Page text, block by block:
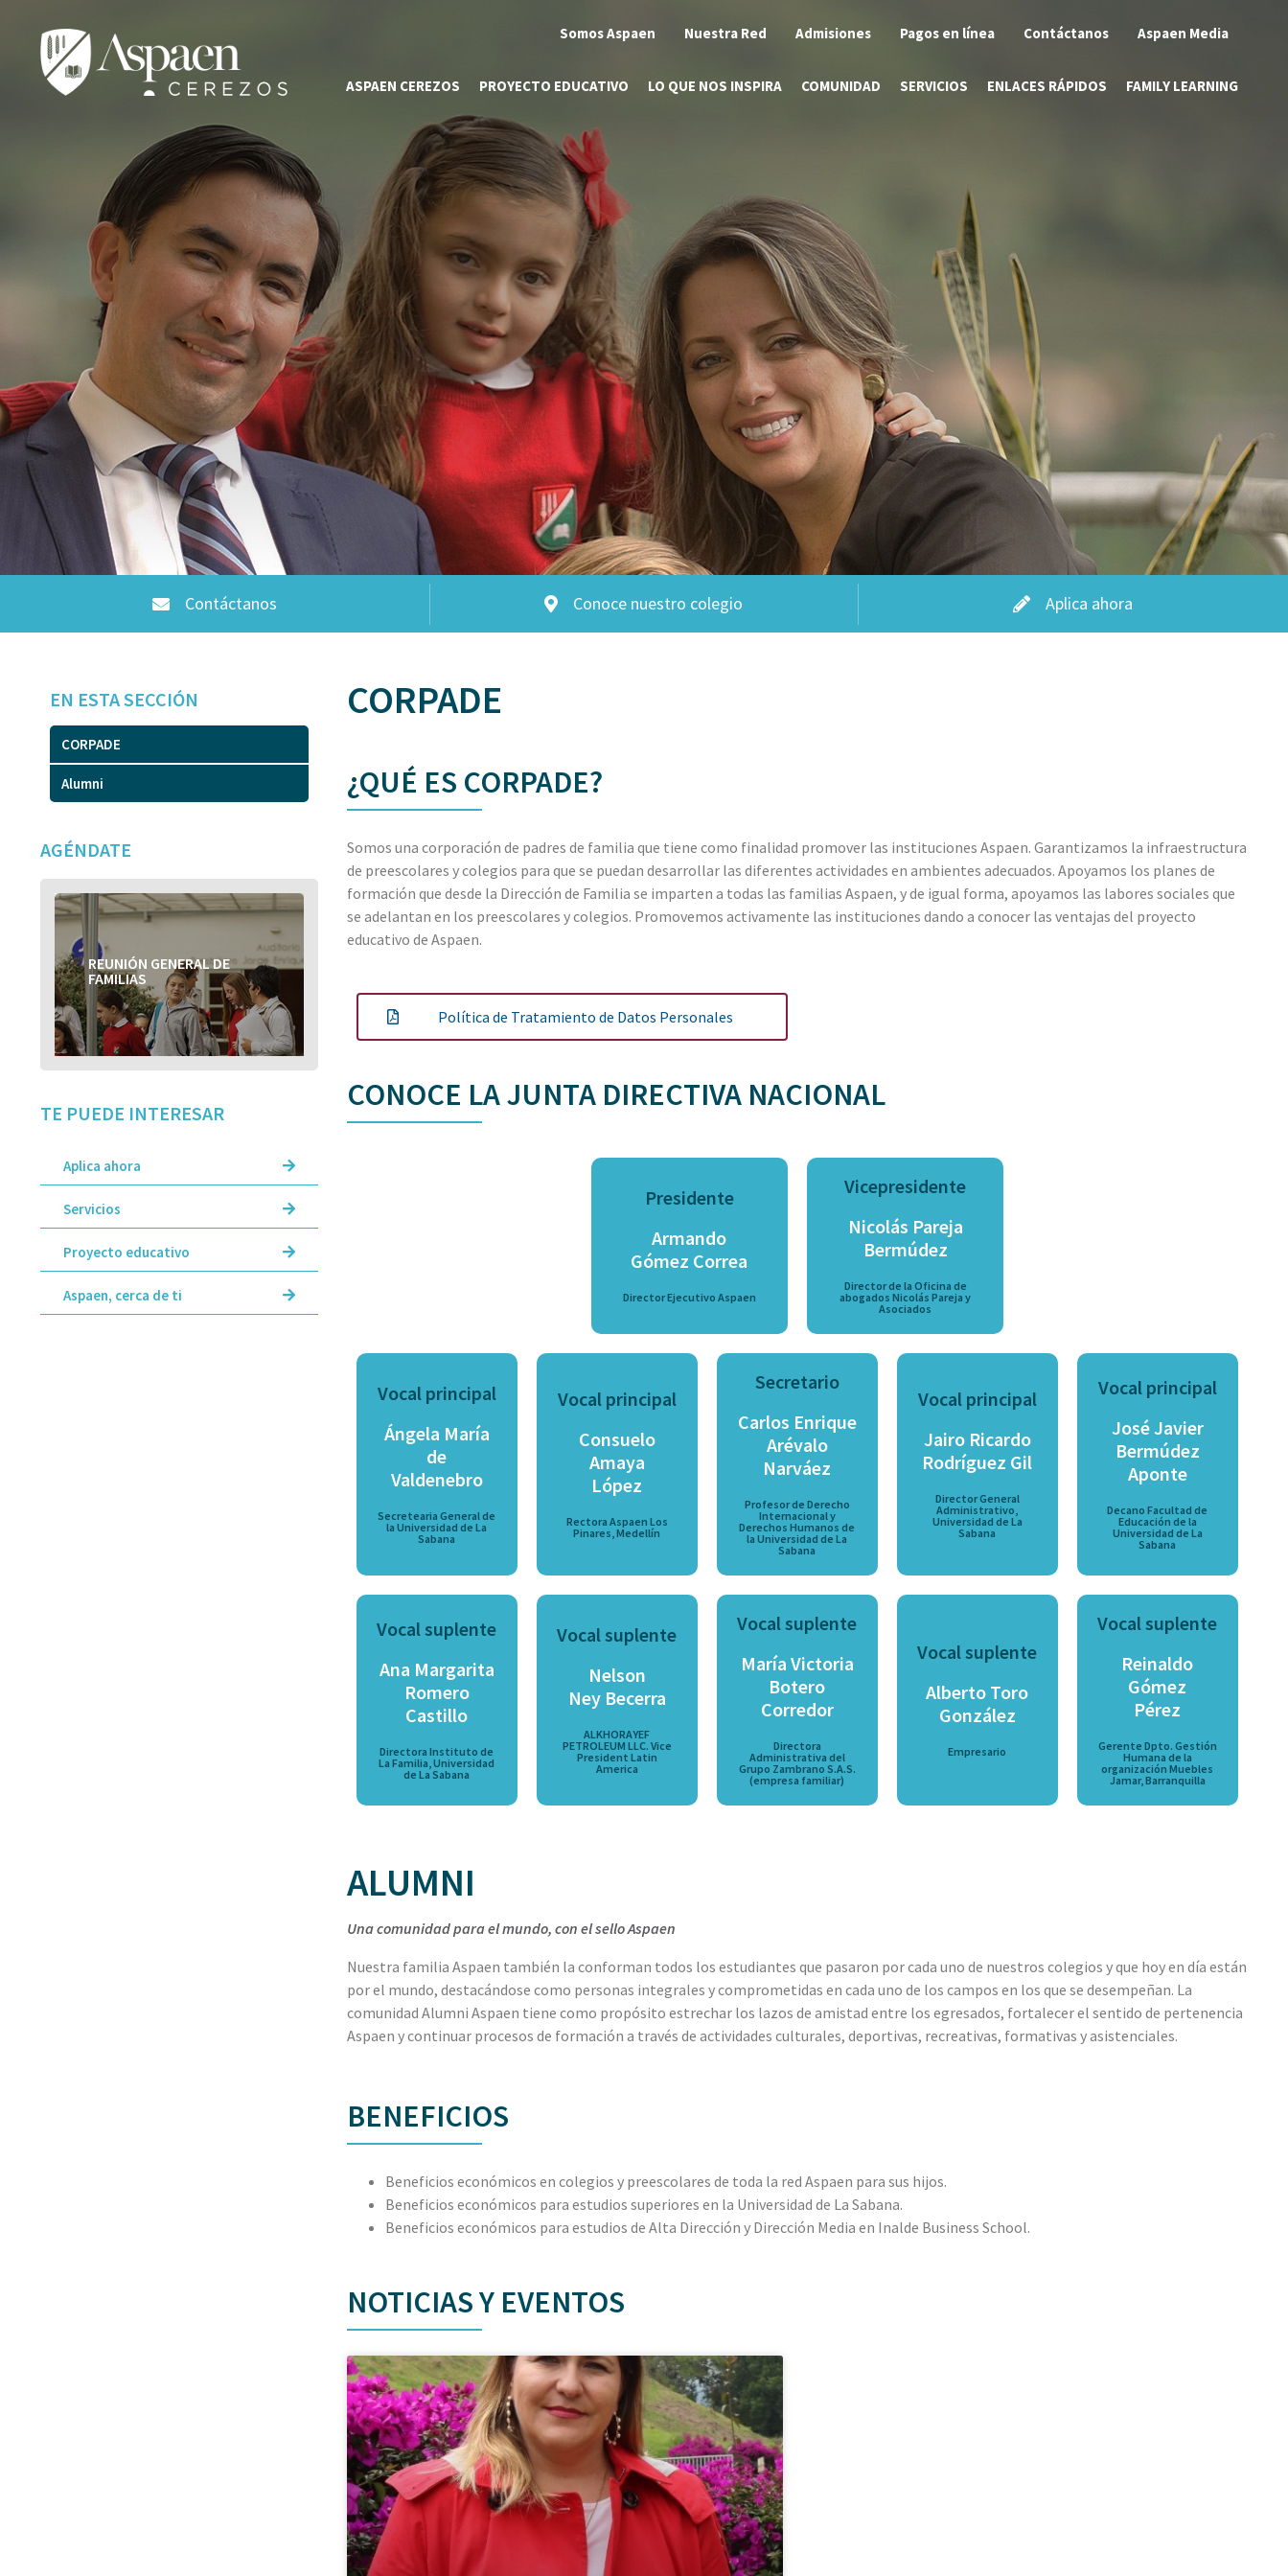
Somos Aspaen Nuestra Red Admisiones Pagos en línea Contáctanos Aspaen Media
ASPAEN CEREZOS PROYECTO EDUCATIVO LO QUE NOS INSPIRA COMUNIDAD SERVICIOS ENLACES RÁPIDOS FAMILY LEARNING
Contáctanos Conoce nuestro colegio Aplica ahora
EN ESTA SECCIÓN
CORPADE
Alumni
AGÉNDATE
REUNIÓN GENERAL DE
FAMILIAS
REUNIÓN GENERAL DE
FAMILIAS
TE PUEDE INTERESAR
Aplica ahora
Servicios
Proyecto educativo
Aspaen, cerca de ti
CORPADE
¿QUÉ ES CORPADE?
Somos una corporación de padres de familia que tiene como finalidad promover las instituciones Aspaen. Garantizamos la infraestructura
de preescolares y colegios para que se puedan desarrollar las diferentes actividades en ambientes adecuados. Apoyamos los planes de
formación que desde la Dirección de Familia se imparten a todas las familias Aspaen, y de igual forma, apoyamos las labores sociales que
se adelantan en los preescolares y colegios. Promovemos activamente las instituciones dando a conocer las ventajas del proyecto
educativo de Aspaen.
Política de Tratamiento de Datos Personales
CONOCE LA JUNTA DIRECTIVA NACIONAL
Presidente
Armando
Gómez Correa
Director Ejecutivo Aspaen
Vicepresidente
Nicolás Pareja
Bermúdez
Director de la Oficina de
abogados Nicolás Pareja y
Asociados
Vocal principal
Ángela María
de
Valdenebro
Secretearia General de
la Universidad de La
Sabana
Vocal principal
Consuelo
Amaya
López
Rectora Aspaen Los
Pinares, Medellín
Secretario
Carlos Enrique
Arévalo
Narváez
Profesor de Derecho
Internacional y
Derechos Humanos de
la Universidad de La
Sabana
Vocal principal
Jairo Ricardo
Rodríguez Gil
Director General
Administrativo,
Universidad de La
Sabana
Vocal principal
José Javier
Bermúdez
Aponte
Decano Facultad de
Educación de la
Universidad de La
Sabana
Vocal suplente
Ana Margarita
Romero
Castillo
Directora Instituto de
La Familia, Universidad
de La Sabana
Vocal suplente
Nelson
Ney Becerra
ALKHORAYEF
PETROLEUM LLC. Vice
President Latin
America
Vocal suplente
María Victoria
Botero
Corredor
Directora
Administrativa del
Grupo Zambrano S.A.S.
(empresa familiar)
Vocal suplente
Alberto Toro
González
Empresario
Vocal suplente
Reinaldo
Gómez
Pérez
Gerente Dpto. Gestión
Humana de la
organización Muebles
Jamar, Barranquilla
ALUMNI
Una comunidad para el mundo, con el sello Aspaen
Nuestra familia Aspaen también la conforman todos los estudiantes que pasaron por cada uno de nuestros colegios y que hoy en día están
por el mundo, destacándose como personas integrales y comprometidas en cada uno de los campos en los que se desempeñan. La
comunidad Alumni Aspaen tiene como propósito estrechar los lazos de amistad entre los egresados, fortalecer el sentido de pertenencia
Aspaen y continuar procesos de formación a través de actividades culturales, deportivas, recreativas, formativas y asistenciales.
BENEFICIOS
Beneficios económicos en colegios y preescolares de toda la red Aspaen para sus hijos.
Beneficios económicos para estudios superiores en la Universidad de La Sabana.
Beneficios económicos para estudios de Alta Dirección y Dirección Media en Inalde Business School.
NOTICIAS Y EVENTOS